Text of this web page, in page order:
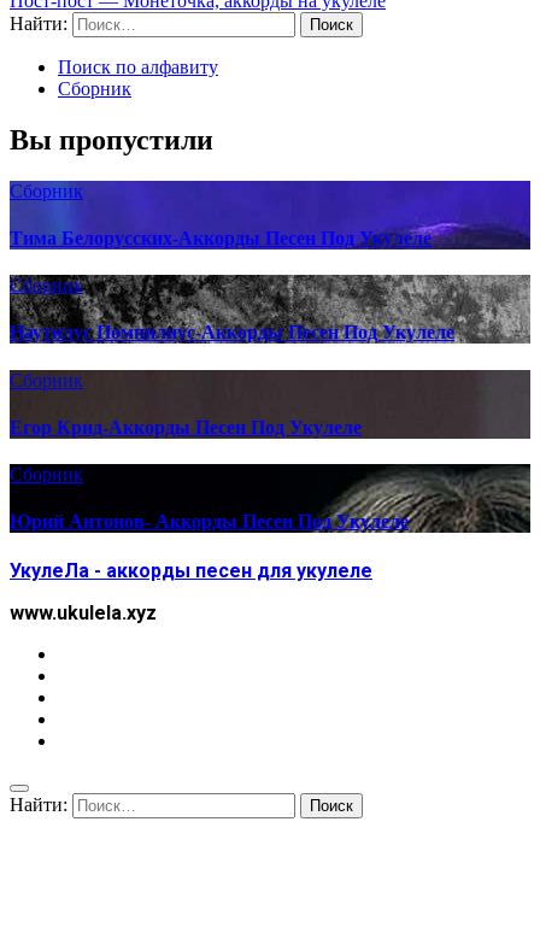
Найти:
Поиск по алфавиту
Сборник
Вы пропустили
Сборник
Тима Белорусских-Аккорды Песен Под Укулеле
Сборник
Наутилус Помпилиус-Аккорды Песен Под Укулеле
Сборник
Егор Крид-Аккорды Песен Под Укулеле
Сборник
Юрий Антонов- Аккорды Песен Под Укулеле
УкулеЛа - аккорды песен для укулеле
www.ukulela.xyz
Найти: